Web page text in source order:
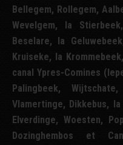
Bellegem, Rollegem,
Wevelgem, la
Beselare, la
Kruiseke, la
canal Ypres-Comines
Palingbeek,
Vlamertinge, Dikkebus,
Elverdinge, Woesten,
Dozinghembos et